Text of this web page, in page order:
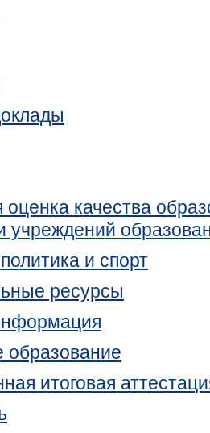
качества
учреждений
и спорт
ресурсы
образование
итоговая